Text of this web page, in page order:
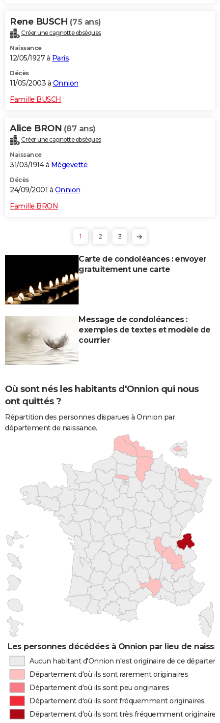
Rene BUSCH (75 ans)
Créer une cagnotte obsèques
Naissance
12/05/1927 à Paris
Décès
11/05/2003 à Onnion
Famille BUSCH
Alice BRON (87 ans)
Créer une cagnotte obsèques
Naissance
31/03/1914 à Mégevette
Décès
24/09/2001 à Onnion
Famille BRON
1 2 3
Carte de condoléances : envoyer
gratuitement une carte
Message de condoléances :
exemples de textes et modèle de
courrier
Où sont nés les habitants d'Onnion qui nous
ont quittés ?
Répartition des personnes disparues à Onnion par
département de naissance.
Les personnes décédées à Onnion par lieu de
Aucun habitant d'Onnion n'est originaire de ce
Département d'où ils sont rarement originaires
Département d'où ils sont peu originaires
Département d'où ils sont fréquemment originaires
Département d'où ils sont très fréquemment originaires